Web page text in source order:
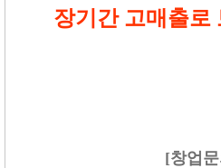
장기간 고매출로
[창업